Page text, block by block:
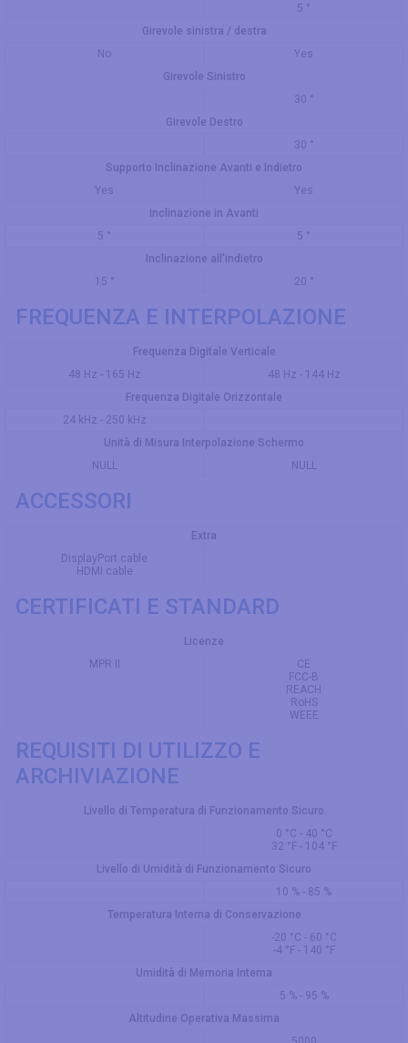
5 °
Girevole sinistra / destra
No
Yes
Girevole Sinistro
30 °
Girevole Destro
30 °
Supporto Inclinazione Avanti e Indietro
Yes
Yes
Inclinazione in Avanti
5 °
5 °
Inclinazione all'indietro
15 °
20 °
FREQUENZA E INTERPOLAZIONE
Frequenza Digitale Verticale
48 Hz - 165 Hz
48 Hz - 144 Hz
Frequenza Digitale Orizzontale
24 kHz - 250 kHz
Unità di Misura Interpolazione Schermo
NULL
NULL
ACCESSORI
Extra
DisplayPort cable
HDMI cable
CERTIFICATI E STANDARD
Licenze
MPR II
CE
FCC-B
REACH
RoHS
WEEE
REQUISITI DI UTILIZZO E
ARCHIVIAZIONE
Livello di Temperatura di Funzionamento Sicuro
0 °C - 40 °C
32 °F - 104 °F
Livello di Umidità di Funzionamento Sicuro
10 % - 85 %
Temperatura Interna di Conservazione
-20 °C - 60 °C
-4 °F - 140 °F
Umidità di Memoria Interna
5 % - 95 %
Altitudine Operativa Massima